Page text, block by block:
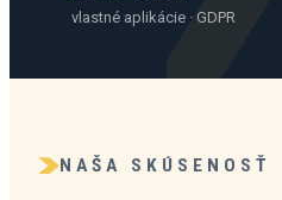
vlastné aplikácie · GDPR
NAŠA SKÚSENOSŤ